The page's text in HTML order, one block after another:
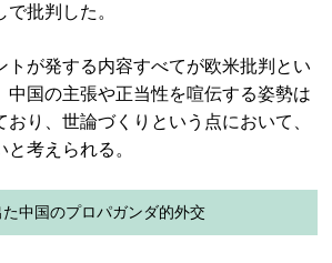
批判した。
が発する内容すべてが欧米批判とい
中国の主張や正当性を喧伝する姿勢は
り、世論づくりという点において、
考えられる。
中国のプロパガンダ的外交